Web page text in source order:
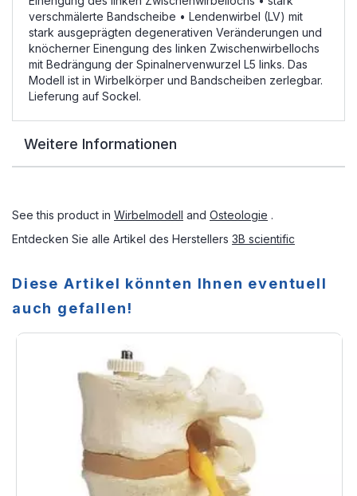
verschmälerte Bandscheibe • Lendenwirbel (LV) mit
stark ausgeprägten degenerativen Veränderungen und
knöcherner Einengung des linken Zwischenwirbellochs
mit Bedrängung der Spinalnervenwurzel L5 links. Das
Modell ist in Wirbelkörper und Bandscheiben zerlegbar.
Lieferung auf Sockel.
Weitere Informationen
See this product in Wirbelmodell and Osteologie .
Entdecken Sie alle Artikel des Herstellers 3B scientific
Diese Artikel könnten Ihnen eventuell
auch gefallen!